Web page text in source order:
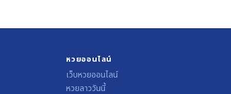
หวยออนไลน์
เว็บหวยออนไลน์
หวยลาววันนี้